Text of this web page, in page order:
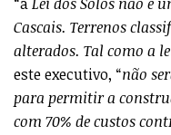
Cascais. Terrenos
alterados. Tal como a
este executivo, “não
para permitir a
com 70% de custos